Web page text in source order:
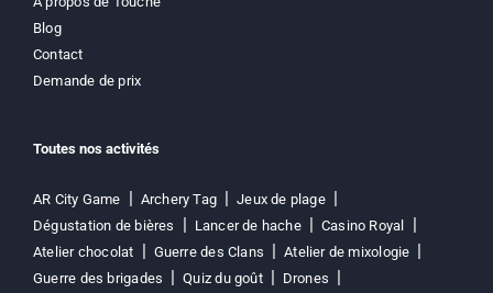
Blog
Contact
Demande de prix
Toutes nos activités
AR City Game Archery Tag
Jeux de plage
Dégustation de bières
Lancer de hache
Casino Royal
Atelier chocolat
Guerre des Clans
Atelier de mixologie
Guerre des brigades
Quiz du goût
Drones